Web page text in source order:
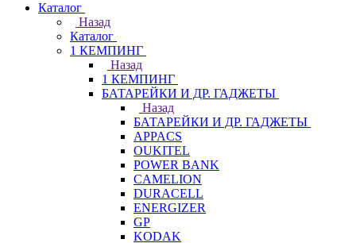
Каталог
Назад
Каталог
1 КЕМПИНГ
Назад
1 КЕМПИНГ
БАТАРЕЙКИ И ДР. ГАДЖЕТЫ
Назад
БАТАРЕЙКИ И ДР. ГАДЖЕТЫ
APPACS
OUKITEL
POWER BANK
CAMELION
DURACELL
ENERGIZER
GP
KODAK